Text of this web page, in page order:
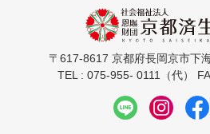
〒617-8617 京都府長岡京市下
TEL : 075-955- 0111（代）